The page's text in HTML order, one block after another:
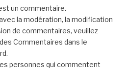
un commentaire.
la modération, la modification
de commentaires, veuillez
Commentaires dans le
personnes qui commentent